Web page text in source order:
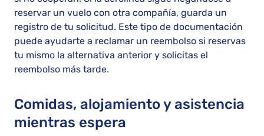
reservar un vuelo con otra compañía, guarda un
registro de tu solicitud. Este tipo de documentación
puede ayudarte a reclamar un reembolso si reservas
tu mismo la alternativa anterior y solicitas el
reembolso más tarde.
Comidas, alojamiento y asistencia
mientras espera